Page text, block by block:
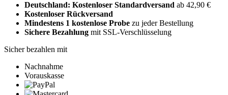
Deutschland: Kostenloser Standardversand ab 42,90 €
Kostenloser Rückversand
Mindestens 1 kostenlose Probe zu jeder Bestellung
Sichere Bezahlung mit SSL-Verschlüsselung
Sicher bezahlen mit
Nachnahme
Vorauskasse